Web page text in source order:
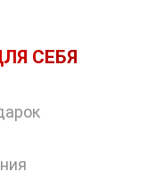
СЕБЯ